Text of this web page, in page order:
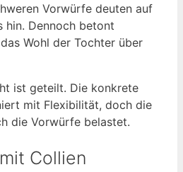
Vorwürfe deuten auf
hin. Dennoch betont
Wohl der Tochter über
ist geteilt. Die konkrete
mit Flexibilität, doch die
die Vorwürfe belastet.
Collien